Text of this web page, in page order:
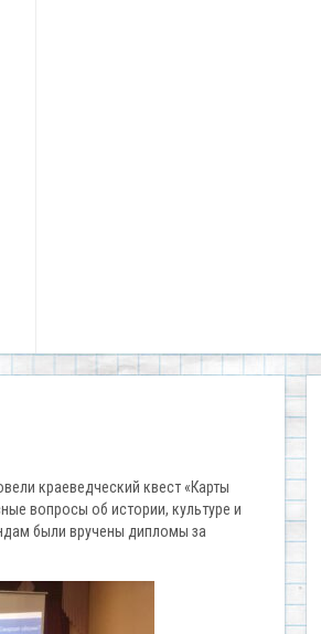
краеведческий квест «Карты
вопросы об истории, культуре и
были вручены дипломы за